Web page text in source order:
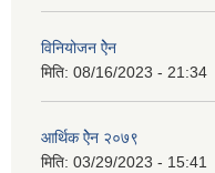
विनियोजन ऐेन
मिति: 08/16/2023 - 21:34
आर्थिक ऐेन २०७९
मिति: 03/29/2023 - 15:41